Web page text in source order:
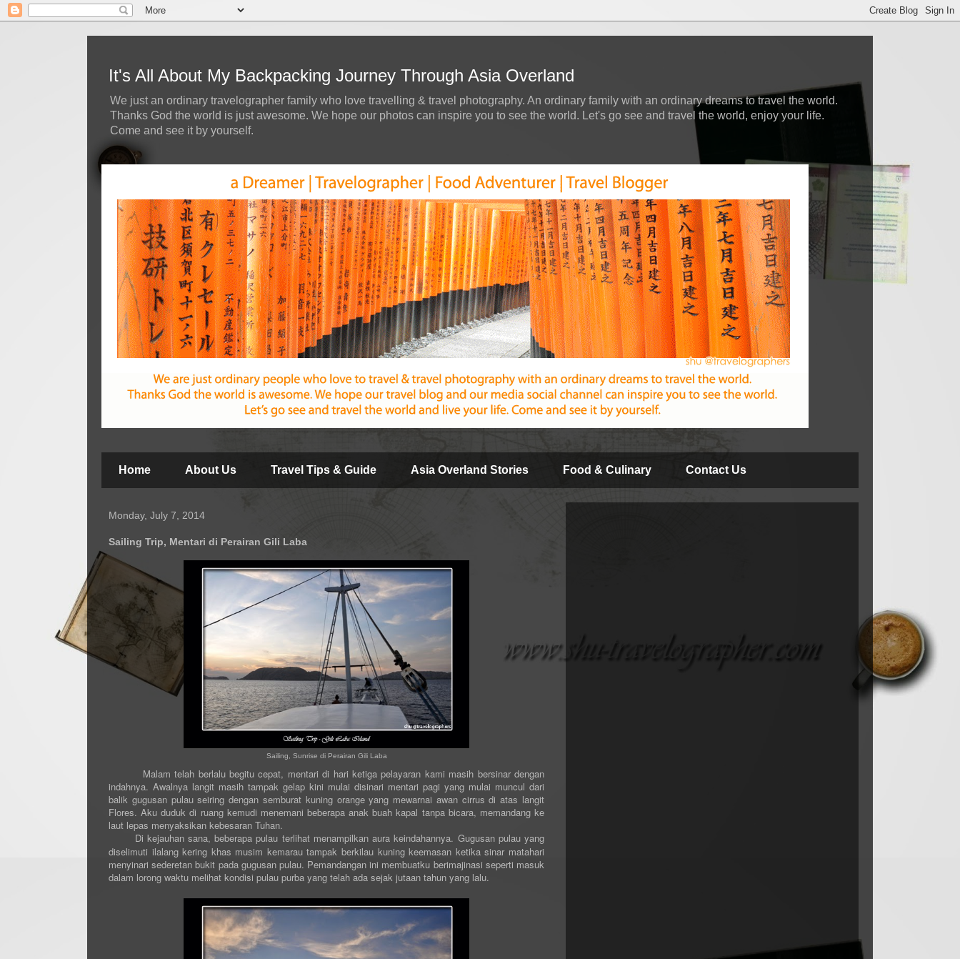
It's All About My Backpacking Journey Through Asia Overland
We just an ordinary travelographer family who love travelling & travel photography. An ordinary family with an ordinary dreams to travel the world.
Thanks God the world is just awesome. We hope our photos can inspire you to see the world. Let's go see and travel the world, enjoy your life.
Come and see it by yourself.
Home About Us Travel Tips & Guide Asia Overland Stories Food & Culinary Contact Us
Monday, July 7, 2014
Sailing Trip, Mentari di Perairan Gili Laba
Sailing, Sunrise di Perairan Gili Laba
Malam telah berlalu begitu cepat, mentari di hari ketiga pelayaran kami masih bersinar dengan
indahnya. Awalnya langit masih tampak gelap kini mulai disinari mentari pagi yang mulai muncul dari
balik gugusan pulau seiring dengan semburat kuning orange yang mewarnai awan cirrus di atas langit
Flores. Aku duduk di ruang kemudi menemani beberapa anak buah kapal tanpa bicara, memandang ke
laut lepas menyaksikan kebesaran Tuhan.
Di kejauhan sana, beberapa pulau terlihat menampilkan aura keindahannya. Gugusan pulau yang
diselimuti ilalang kering khas musim kemarau tampak berkilau kuning keemasan ketika sinar matahari
menyinari sederetan bukit pada gugusan pulau. Pemandangan ini membuatku berimajinasi seperti masuk
dalam lorong waktu melihat kondisi pulau purba yang telah ada sejak jutaan tahun yang lalu.